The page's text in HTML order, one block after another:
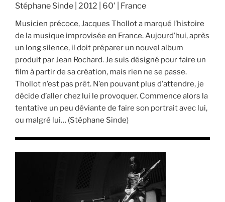
Stéphane Sinde | 2012 | 60' | France
Musicien précoce, Jacques Thollot a marqué l’histoire
de la musique improvisée en France. Aujourd’hui, après
un long silence, il doit préparer un nouvel album
produit par Jean Rochard. Je suis désigné pour faire un
film à partir de sa création, mais rien ne se passe.
Thollot n’est pas prêt. N’en pouvant plus d’attendre, je
décide d’aller chez lui le provoquer. Commence alors la
tentative un peu déviante de faire son portrait avec lui,
ou malgré lui… (Stéphane Sinde)